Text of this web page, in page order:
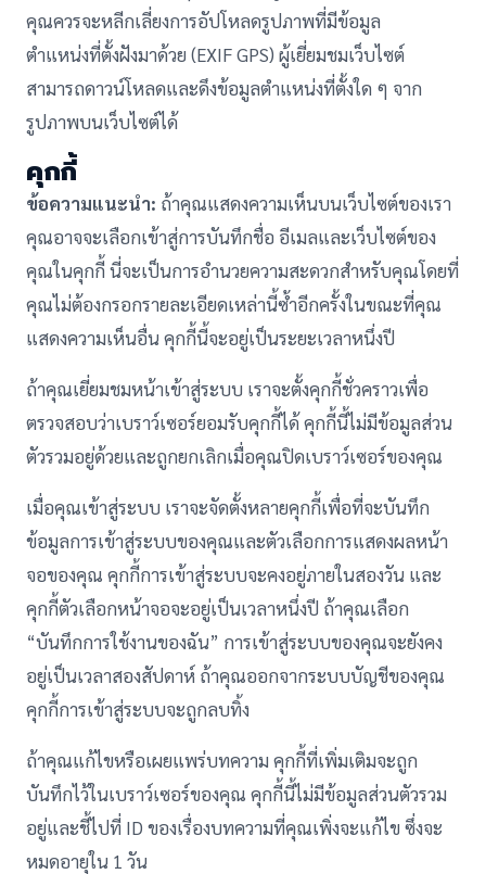
คุณควรจะหลีกเลี่ยงการอัปโหลดรูปภาพที่มีข้อมูล
ตำแหน่งที่ตั้งฝังมาด้วย (EXIF GPS) ผู้เยี่ยมชมเว็บไซต์
สามารถดาวน์โหลดและดึงข้อมูลตำแหน่งที่ตั้งใด ๆ จาก
รูปภาพบนเว็บไซต์ได้
คุกกี้
ข้อความแนะนำ: ถ้าคุณแสดงความเห็นบนเว็บไซต์ของเรา
คุณอาจจะเลือกเข้าสู่การบันทึกชื่อ อีเมลและเว็บไซต์ของ
คุณในคุกกี้ นี่จะเป็นการอำนวยความสะดวกสำหรับคุณโดยที่
คุณไม่ต้องกรอกรายละเอียดเหล่านี้ซ้ำอีกครั้งในขณะที่คุณ
แสดงความเห็นอื่น คุกกี้นี้จะอยู่เป็นระยะเวลาหนึ่งปี
ถ้าคุณเยี่ยมชมหน้าเข้าสู่ระบบ เราจะตั้งคุกกี้ชั่วคราวเพื่อ
ตรวจสอบว่าเบราว์เซอร์ยอมรับคุกกี้ได้ คุกกี้นี้ไม่มีข้อมูลส่วน
ตัวรวมอยู่ด้วยและถูกยกเลิกเมื่อคุณปิดเบราว์เซอร์ของคุณ
เมื่อคุณเข้าสู่ระบบ เราจะจัดตั้งหลายคุกกี้เพื่อที่จะบันทึก
ข้อมูลการเข้าสู่ระบบของคุณและตัวเลือกการแสดงผลหน้า
จอของคุณ คุกกี้การเข้าสู่ระบบจะคงอยู่ภายในสองวัน และ
คุกกี้ตัวเลือกหน้าจอจะอยู่เป็นเวลาหนึ่งปี ถ้าคุณเลือก
“บันทึกการใช้งานของฉัน” การเข้าสู่ระบบของคุณจะยังคง
อยู่เป็นเวลาสองสัปดาห์ ถ้าคุณออกจากระบบบัญชีของคุณ
คุกกี้การเข้าสู่ระบบจะถูกลบทิ้ง
ถ้าคุณแก้ไขหรือเผยแพร่บทความ คุกกี้ที่เพิ่มเติมจะถูก
บันทึกไว้ในเบราว์เซอร์ของคุณ คุกกี้นี้ไม่มีข้อมูลส่วนตัวรวม
อยู่และชี้ไปที่ ID ของเรื่องบทความที่คุณเพิ่งจะแก้ไข ซึ่งจะ
หมดอายุใน 1 วัน